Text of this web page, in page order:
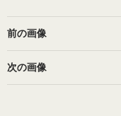
前の画像
次の画像